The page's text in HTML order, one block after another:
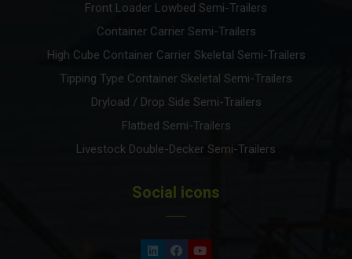
Front Loader Lowbed Semi-Trailers
Container Carrier Semi-Trailers
High Cube Container Carrier Skeletal Semi-Trailers
Tipping Type Container Skeletal Semi-Trailers
Dryload / Drop Side Semi-Trailers
Flatbed Semi-Trailers
Livestock Double-Decker Semi-Trailers
Social icons